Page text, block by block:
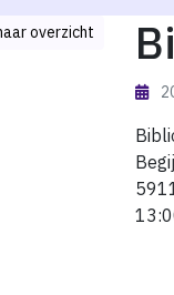
overzicht